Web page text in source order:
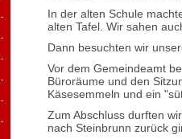
In der alten Schule
alten Tafel. Wir sahen
Dann besuchten wir
Vor dem Gemeindeamt
Büroräume und den
Käsesemmeln und ein
Zum Abschluss durften
nach Steinbrunn zurück